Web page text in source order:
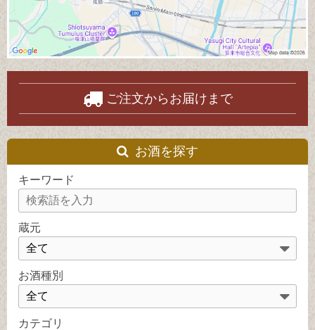
ご注文からお届けまで
お酒を探す
キーワード
蔵元
お酒種別
カテゴリ